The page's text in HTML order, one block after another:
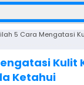
5 Cara Mengatasi
Kulit
Ketahui